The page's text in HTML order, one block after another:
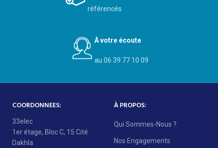
référencés
À votre écoute
au 06 39 77 10 09
COORDONNEES:
33elec
1er étage, Bloc C, 15 Cité
Dakhla
À PROPOS:
Qui Sommes-Nous ?
Nos Engagements